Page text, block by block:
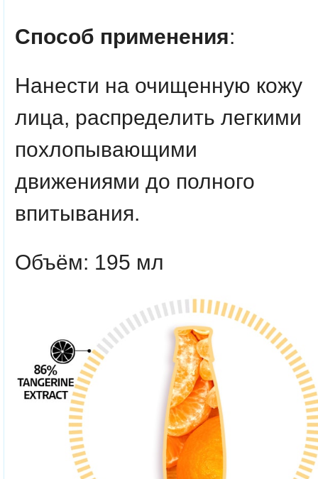
Способ применения:
Нанести на очищенную кожу
лица, распределить легкими
похлопывающими
движениями до полного
впитывания.
Объём: 195 мл